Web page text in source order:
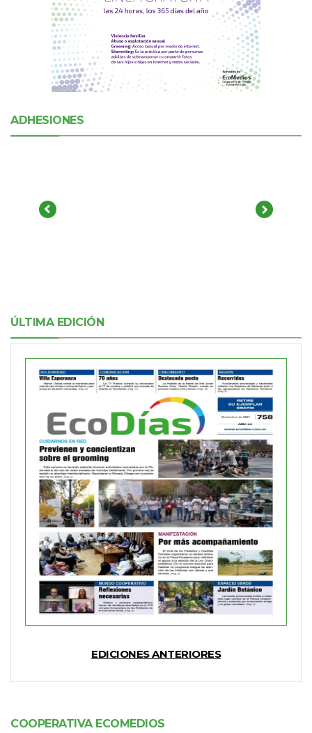
ADHESIONES
ÚLTIMA EDICIÓN
EDICIONES ANTERIORES
COOPERATIVA ECOMEDIOS